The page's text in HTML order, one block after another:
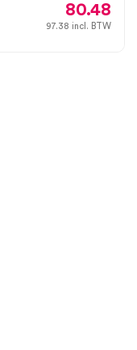
80.48
97.38 incl. BTW